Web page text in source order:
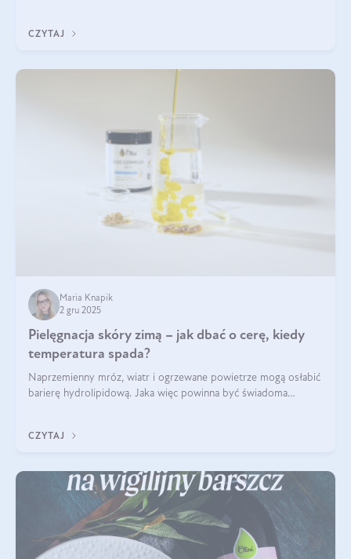
CZYTAJ
Maria Knapik
2 gru 2025
Pielęgnacja skóry zimą – jak dbać o cerę, kiedy
temperatura spada?
Naprzemienny mróz, wiatr i ogrzewane powietrze mogą osłabić
barierę hydrolipidową. Jaka więc powinna być świadoma
CZYTAJ